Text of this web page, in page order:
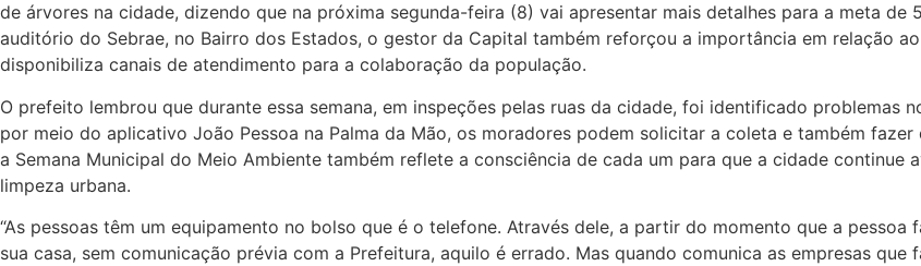
de árvores na cidade, dizendo que na próxima segunda-feira (8) vai apresentar mais detalhes para a meta
auditório do Sebrae, no Bairro dos Estados, o gestor da Capital também reforçou a importância em relação
disponibiliza canais de atendimento para a colaboração da população.
O prefeito lembrou que durante essa semana, em inspeções pelas ruas da cidade, foi identificado problemas
por meio do aplicativo João Pessoa na Palma da Mão, os moradores podem solicitar a coleta e também
a Semana Municipal do Meio Ambiente também reflete a consciência de cada um para que a cidade
limpeza urbana.
“As pessoas têm um equipamento no bolso que é o telefone. Através dele, a partir do momento que a
sua casa, sem comunicação prévia com a Prefeitura, aquilo é errado. Mas quando comunica as empresas